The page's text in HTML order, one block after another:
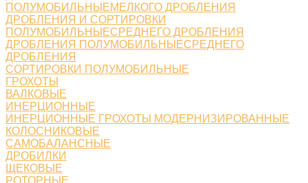
ПОЛУМОБИЛЬНЫЕМЕЛКОГО ДРОБЛЕНИЯ
ДРОБЛЕНИЯ И СОРТИРОВКИ
ПОЛУМОБИЛЬНЫЕСРЕДНЕГО ДРОБЛЕНИЯ
ДРОБЛЕНИЯ ПОЛУМОБИЛЬНЫЕСРЕДНЕГО
ДРОБЛЕНИЯ
СОРТИРОВКИ ПОЛУМОБИЛЬНЫЕ
ГРОХОТЫ
ВАЛКОВЫЕ
ИНЕРЦИОННЫЕ
ИНЕРЦИОННЫЕ ГРОХОТЫ МОДЕРНИЗИРОВАННЫЕ
КОЛОСНИКОВЫЕ
САМОБАЛАНСНЫЕ
ДРОБИЛКИ
ЩЕКОВЫЕ
РОТОРНЫЕ